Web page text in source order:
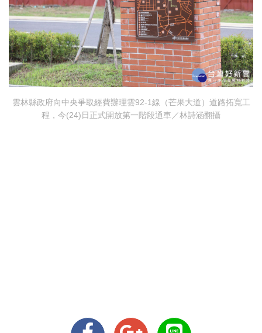
雲林縣政府向中央爭取經費辦理雲92-1線（芒果大道）道路拓寬工
程，今(24)日正式開放第一階段通車／林詩涵翻攝